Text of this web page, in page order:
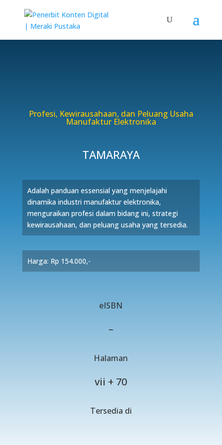
Profesi, Kewirausahaan, dan Peluang Usaha
Manufaktur Elektronika
TAMARAYA
Adalah panduan essensial yang menjelajahi
dinamika industri manufaktur elektronika,
menguraikan profesi dalam bidang ini, strategi
kewirausahaan, dan peluang usaha yang tersedia.
Harga: Rp 154.000,-
eISBN
–
Halaman
vii + 70
Tersedia di